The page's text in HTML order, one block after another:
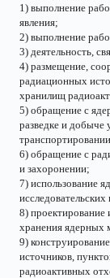
1) выполнение
явления;
2) выполнение
3) деятельность,
4) размещение,
радиационных
хранилищ
5) обращение с
разведке и добыче
6) обращение с
и захоронении;
7) использование
8) проектирование
хранения ядерных
9)
источников,
радиоактивных